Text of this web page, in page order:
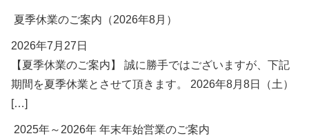
夏季休業のご案内（2026年8月）
2026年7月27日
【夏季休業のご案内】 誠に勝手ではございますが、下記
期間を夏季休業とさせて頂きます。 2026年8月8日（土）
[…]
2025年～2026年 年末年始営業のご案内